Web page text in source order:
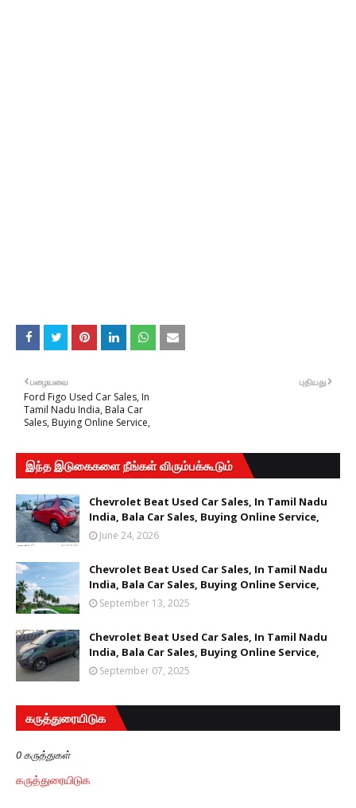
புதியது
பழையவை
Ford Figo Used Car Sales, In
Tamil Nadu India, Bala Car
Sales, Buying Online Service,
இந்த இடுகைகளை நீங்கள் விரும்பக்கூடும்
Chevrolet Beat Used Car Sales, In Tamil Nadu
India, Bala Car Sales, Buying Online Service,
June 24, 2026
Chevrolet Beat Used Car Sales, In Tamil Nadu
India, Bala Car Sales, Buying Online Service,
September 13, 2025
Chevrolet Beat Used Car Sales, In Tamil Nadu
India, Bala Car Sales, Buying Online Service,
September 07, 2025
கருத்துரையிடுக
0 கருத்துகள்
கருத்துரையிடுக